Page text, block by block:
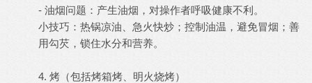
- 油烟问题：产生油烟，对操作者呼吸健康不利。
小技巧：热锅凉油、急火快炒；控制油温，避免冒烟；善
用勾芡，锁住水分和营养。
4. 烤（包括烤箱烤、明火烧烤）